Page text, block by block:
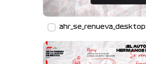
ahr_se_renueva_desktop